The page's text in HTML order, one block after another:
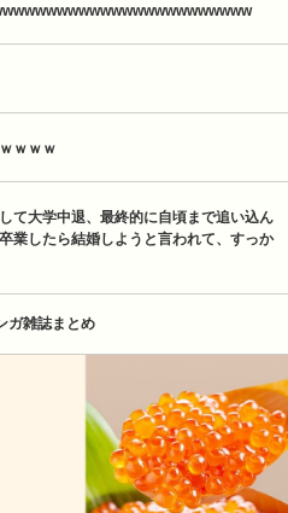
ｗｗｗ
て大学中退、最終的に自頃まで追い込ん
業したら結婚しようと言われて、すっか
ガ雑誌まとめ